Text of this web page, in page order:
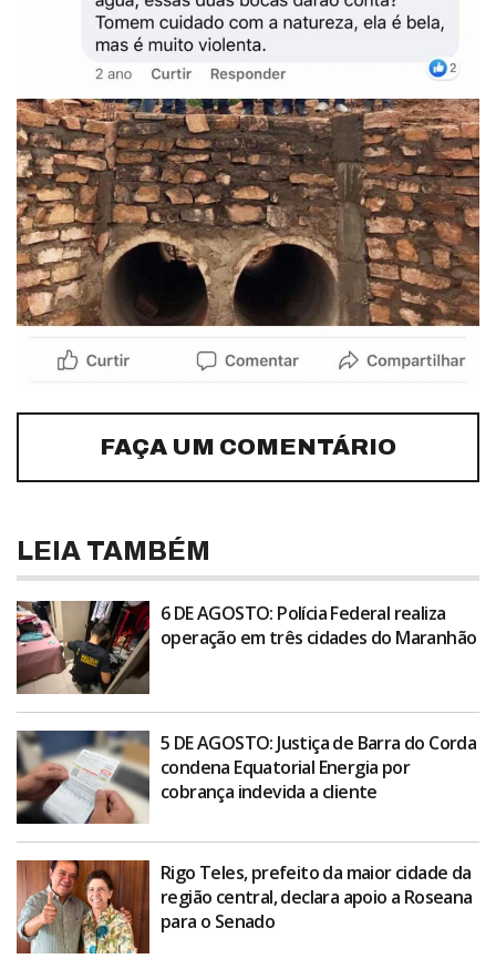
FAÇA UM COMENTÁRIO
LEIA TAMBÉM
6 DE AGOSTO: Polícia Federal realiza
operação em três cidades do Maranhão
5 DE AGOSTO: Justiça de Barra do Corda
condena Equatorial Energia por
cobrança indevida a cliente
Rigo Teles, prefeito da maior cidade da
região central, declara apoio a Roseana
para o Senado